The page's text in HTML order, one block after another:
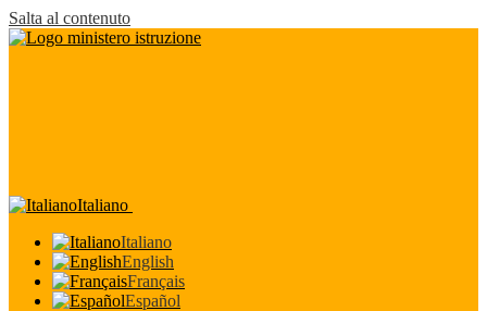
Salta al contenuto
Italiano
Italiano
English
Français
Español